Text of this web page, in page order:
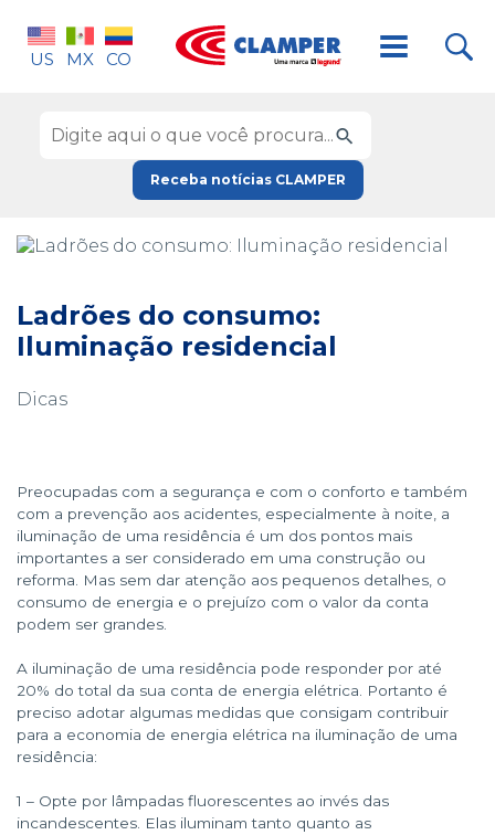
US MX CO
Receba notícias CLAMPER
Ladrões do consumo:
Iluminação residencial
Dicas
Preocupadas com a segurança e com o conforto e também
com a prevenção aos acidentes, especialmente à noite, a
iluminação de uma residência é um dos pontos mais
importantes a ser considerado em uma construção ou
reforma. Mas sem dar atenção aos pequenos detalhes, o
consumo de energia e o prejuízo com o valor da conta
podem ser grandes.
A iluminação de uma residência pode responder por até
20% do total da sua conta de energia elétrica. Portanto é
preciso adotar algumas medidas que consigam contribuir
para a economia de energia elétrica na iluminação de uma
residência:
1 – Opte por lâmpadas fluorescentes ao invés das
incandescentes. Elas iluminam tanto quanto as